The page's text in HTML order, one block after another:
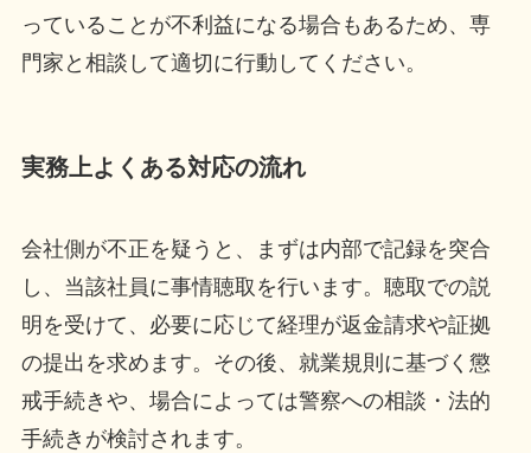
っていることが不利益になる場合もあるため、専
門家と相談して適切に行動してください。
実務上よくある対応の流れ
会社側が不正を疑うと、まずは内部で記録を突合
し、当該社員に事情聴取を行います。聴取での説
明を受けて、必要に応じて経理が返金請求や証拠
の提出を求めます。その後、就業規則に基づく懲
戒手続きや、場合によっては警察への相談・法的
手続きが検討されます。